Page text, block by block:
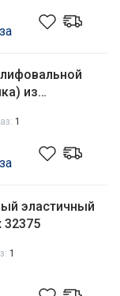
1
эластичный
32375
1